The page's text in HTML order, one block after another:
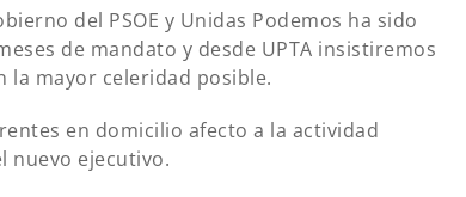
del PSOE y Unidas Podemos ha sido
de mandato y desde UPTA insistiremos
la mayor celeridad posible.
en domicilio afecto a la actividad
nuevo ejecutivo.